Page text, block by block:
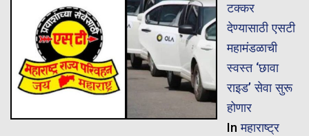
टक्कर
देण्यासाठी एसटी
महामंडळाची
स्वस्त ‘छावा
राइड’ सेवा सुरू
होणार
Inमहाराष्ट्र